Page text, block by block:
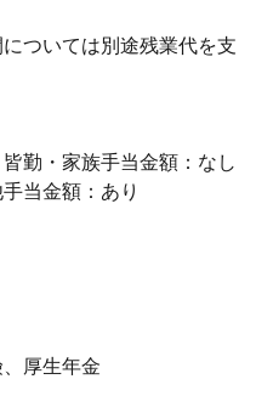
ついては別途残業代を支
勤・家族手当金額：なし
当金額：あり
厚生年金